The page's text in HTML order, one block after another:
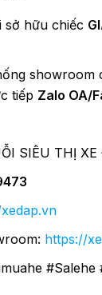
hữu chiếc
tiếp Zalo OA/
SIÊU THỊ
https://
#Salehe